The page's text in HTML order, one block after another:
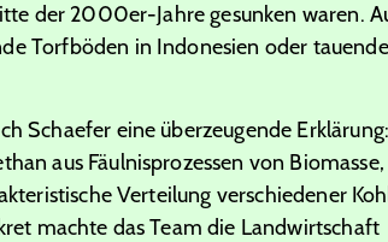
der 2000er-Jahre gesunken waren.
Torfböden in Indonesien oder tauende
Schaefer eine überzeugende Erklärung:
aus Fäulnisprozessen von
Verteilung verschiedener
machte das Team die Landwirtschaft